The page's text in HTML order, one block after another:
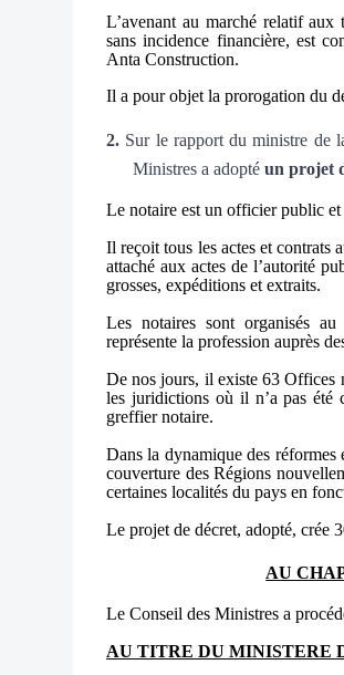
L’avenant au marché relatif
sans incidence financière, est
Anta Construction.
Il a pour objet la prorogation du
2. Sur le rapport du ministre de
Ministres a adopté un projet
Le notaire est un officier public
Il reçoit tous les actes et contrats
attaché aux actes de l’autorité
grosses, expéditions et extraits.
Les notaires sont organisés
représente la profession auprès
De nos jours, il existe 63 Offices
les juridictions où il n’a pas été
greffier notaire.
Dans la dynamique des réformes
couverture des Régions
certaines localités du pays en
Le projet de décret, adopté, crée
AU
Le Conseil des Ministres a
AU TITRE DU MINISTERE